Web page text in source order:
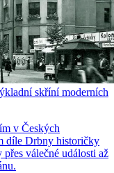
skříní moderních
v Českých
díle Drbny historičky
válečné události až